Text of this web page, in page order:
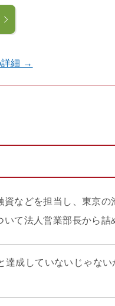
詳細 →
などを担当し、東京の
て法人営業部長から詰
成していないじゃない